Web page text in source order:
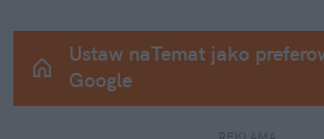
Ustaw naTemat jako
Google